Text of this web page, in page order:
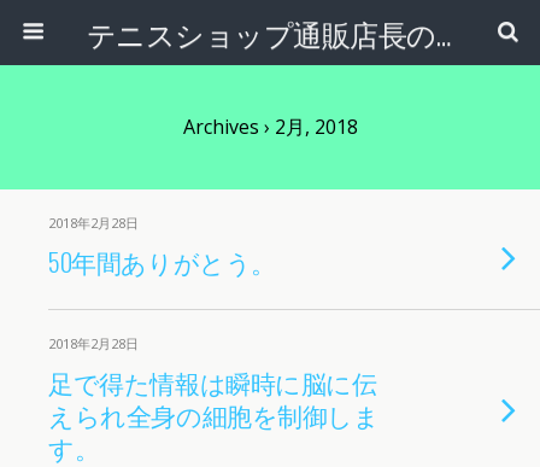
テニスショップ通販店長のブログ＠テニスショップLAFINO 西山克久
Archives › 2月, 2018
2018年2月28日
50年間ありがとう。
2018年2月28日
足で得た情報は瞬時に脳に伝
えられ全身の細胞を制御しま
す。